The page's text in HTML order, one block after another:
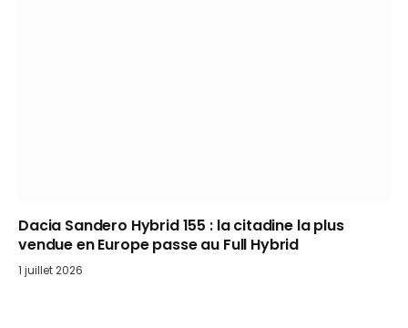
Dacia Sandero Hybrid 155 : la citadine la plus
vendue en Europe passe au Full Hybrid
1 juillet 2026